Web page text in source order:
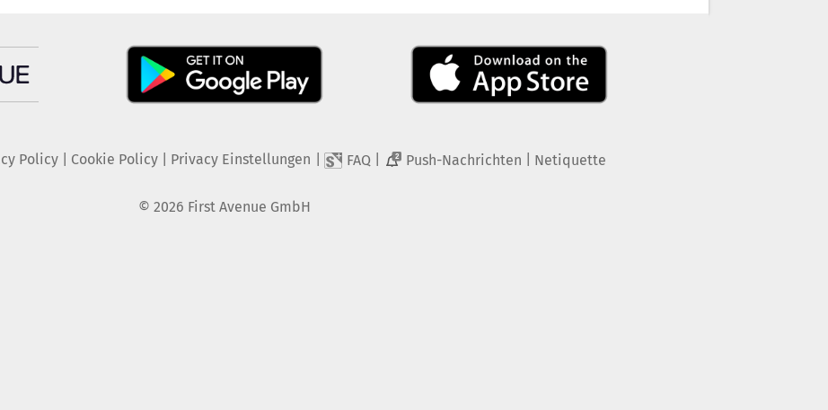
Policy| Cookie Policy| Privacy Einstellungen FAQ 2 Push-Nachrichten Netiquette
© 2026 First Avenue GmbH